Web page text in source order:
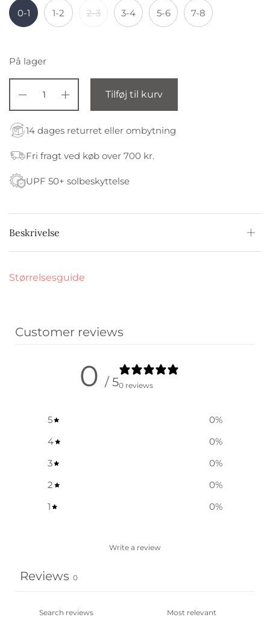
0-1 1-2 2-3 3-4 5-6 7-8
På lager
Tilføj til kurv
14 dages returret eller ombytning
Fri fragt ved køb over 700 kr.
UPF 50+ solbeskyttelse
Beskrivelse
Størrelsesguide
Customer reviews
0 / 50 reviews
5 0%
4
0%
3
0%
2
0%
1
0%
Write a review
Reviews 0